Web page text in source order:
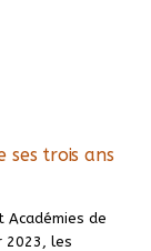
ses trois ans
Académies de
2023, les